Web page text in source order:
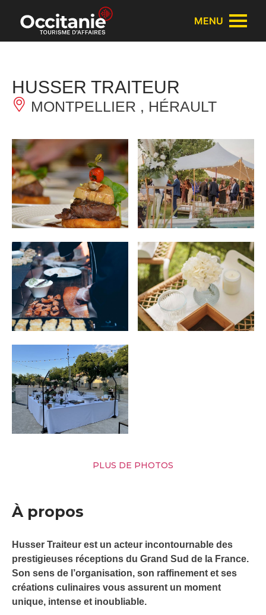
Panneau de gestion des cookies
MENU
HUSSER TRAITEUR
MONTPELLIER , HÉRAULT
PLUS DE PHOTOS
À propos
Husser Traiteur est un acteur incontournable des
prestigieuses réceptions du Grand Sud de la France.
Son sens de l’organisation, son raffinement et ses
créations culinaires vous assurent un moment
unique, intense et inoubliable.